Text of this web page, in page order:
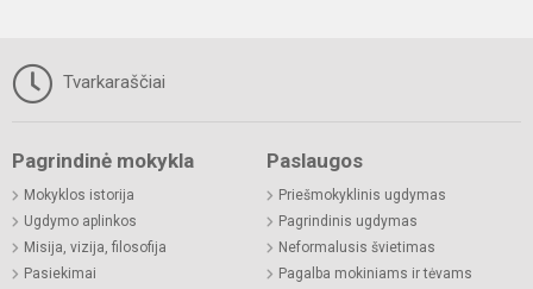
Tvarkaraščiai
Pagrindinė mokykla
Mokyklos istorija
Ugdymo aplinkos
Misija, vizija, filosofija
Pasiekimai
Paslaugos
Priešmokyklinis ugdymas
Pagrindinis ugdymas
Neformalusis švietimas
Pagalba mokiniams ir tėvams